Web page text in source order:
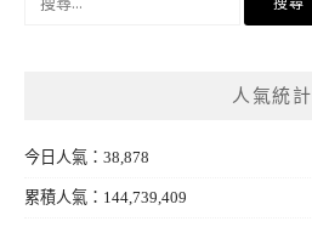
人氣統計
今日人氣：38,878
累積人氣：144,739,409